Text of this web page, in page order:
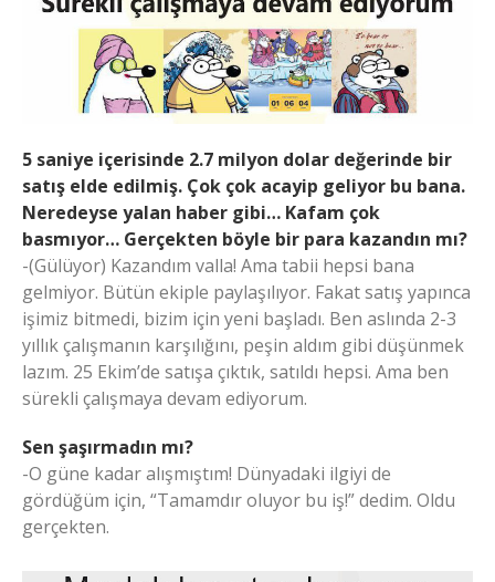
5 saniye içerisinde 2.7 milyon dolar değerinde bir
satış elde edilmiş. Çok çok acayip geliyor bu bana.
Neredeyse yalan haber gibi… Kafam çok
basmıyor… Gerçekten böyle bir para kazandın mı?
-(Gülüyor) Kazandım valla! Ama tabii hepsi bana
gelmiyor. Bütün ekiple paylaşılıyor. Fakat satış yapınca
işimiz bitmedi, bizim için yeni başladı. Ben aslında 2-3
yıllık çalışmanın karşılığını, peşin aldım gibi düşünmek
lazım. 25 Ekim’de satışa çıktık, satıldı hepsi. Ama ben
sürekli çalışmaya devam ediyorum.
Sen şaşırmadın mı?
-O güne kadar alışmıştım! Dünyadaki ilgiyi de
gördüğüm için, “Tamamdır oluyor bu iş!” dedim. Oldu
gerçekten.